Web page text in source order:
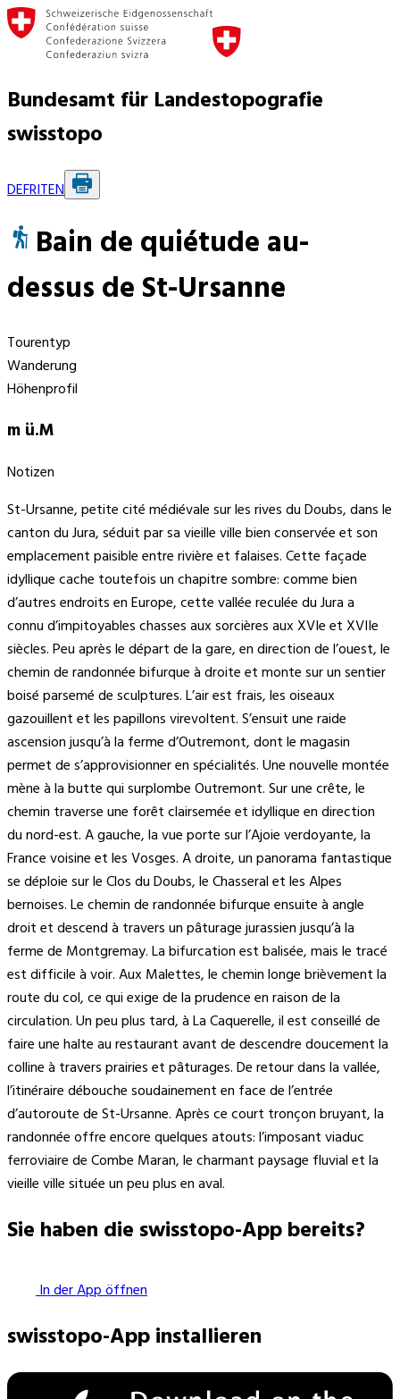
Bundesamt für Landestopografie
swisstopo
DEFRITEN
Bain de quiétude au-
dessus de St-Ursanne
Tourentyp
Wanderung
Höhenprofil
m ü.M
Notizen
St-Ursanne, petite cité médiévale sur les rives du Doubs, dans le
canton du Jura, séduit par sa vieille ville bien conservée et son
emplacement paisible entre rivière et falaises. Cette façade
idyllique cache toutefois un chapitre sombre: comme bien
d’autres endroits en Europe, cette vallée reculée du Jura a
connu d’impitoyables chasses aux sorcières aux XVIe et XVIIe
siècles. Peu après le départ de la gare, en direction de l’ouest, le
chemin de randonnée bifurque à droite et monte sur un sentier
boisé parsemé de sculptures. L’air est frais, les oiseaux
gazouillent et les papillons virevoltent. S’ensuit une raide
ascension jusqu’à la ferme d’Outremont, dont le magasin
permet de s’approvisionner en spécialités. Une nouvelle montée
mène à la butte qui surplombe Outremont. Sur une crête, le
chemin traverse une forêt clairsemée et idyllique en direction
du nord-est. A gauche, la vue porte sur l’Ajoie verdoyante, la
France voisine et les Vosges. A droite, un panorama fantastique
se déploie sur le Clos du Doubs, le Chasseral et les Alpes
bernoises. Le chemin de randonnée bifurque ensuite à angle
droit et descend à travers un pâturage jurassien jusqu’à la
ferme de Montgremay. La bifurcation est balisée, mais le tracé
est difficile à voir. Aux Malettes, le chemin longe brièvement la
route du col, ce qui exige de la prudence en raison de la
circulation. Un peu plus tard, à La Caquerelle, il est conseillé de
faire une halte au restaurant avant de descendre doucement la
colline à travers prairies et pâturages. De retour dans la vallée,
l’itinéraire débouche soudainement en face de l’entrée
d’autoroute de St-Ursanne. Après ce court tronçon bruyant, la
randonnée offre encore quelques atouts: l’imposant viaduc
ferroviaire de Combe Maran, le charmant paysage fluvial et la
vieille ville située un peu plus en aval.
Sie haben die swisstopo-App bereits?
In der App öffnen
swisstopo-App installieren